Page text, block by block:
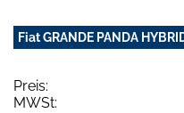
Fiat GRANDE PANDA
Preis:
MWSt: